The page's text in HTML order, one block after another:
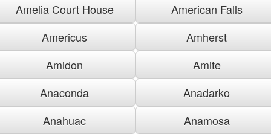
Amelia Court House
American Falls
Americus
Amherst
Amidon
Amite
Anaconda
Anadarko
Anahuac
Anamosa